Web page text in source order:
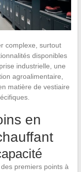
complexe, surtout
disponibles
industrielle, une
agroalimentaire,
matière de vestiaire
en
premiers points à